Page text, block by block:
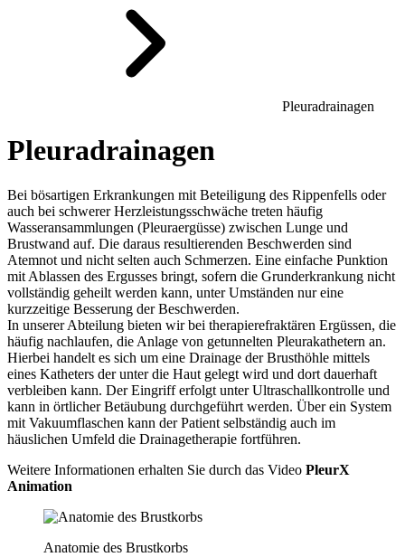
Pleuradrainagen
Pleuradrainagen
Bei bösartigen Erkrankungen mit Beteiligung des Rippenfells oder
auch bei schwerer Herzleistungsschwäche treten häufig
Wasseransammlungen (Pleuraergüsse) zwischen Lunge und
Brustwand auf. Die daraus resultierenden Beschwerden sind
Atemnot und nicht selten auch Schmerzen. Eine einfache Punktion
mit Ablassen des Ergusses bringt, sofern die Grunderkrankung nicht
vollständig geheilt werden kann, unter Umständen nur eine
kurzzeitige Besserung der Beschwerden.
In unserer Abteilung bieten wir bei therapierefraktären Ergüssen, die
häufig nachlaufen, die Anlage von getunnelten Pleurakathetern an.
Hierbei handelt es sich um eine Drainage der Brusthöhle mittels
eines Katheters der unter die Haut gelegt wird und dort dauerhaft
verbleiben kann. Der Eingriff erfolgt unter Ultraschallkontrolle und
kann in örtlicher Betäubung durchgeführt werden. Über ein System
mit Vakuumflaschen kann der Patient selbständig auch im
häuslichen Umfeld die Drainagetherapie fortführen.
Weitere Informationen erhalten Sie durch das Video PleurX
Animation
Anatomie des Brustkorbs